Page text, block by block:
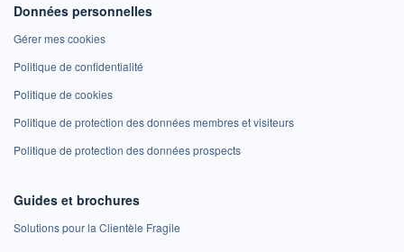
Données personnelles
Gérer mes cookies
Politique de confidentialité
Politique de cookies
Politique de protection des données membres et visiteurs
Politique de protection des données prospects
Guides et brochures
Solutions pour la Clientèle Fragile